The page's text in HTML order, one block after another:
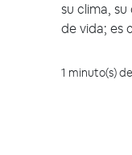
su clima,
de vida; es
1 minuto(s)